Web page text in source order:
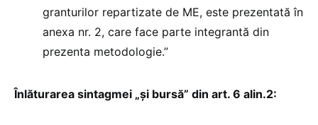
granturilor repartizate de ME, este prezentată în
anexa nr. 2, care face parte integrantă din
prezenta metodologie.”
Înlăturarea sintagmei „şi bursă” din art. 6 alin.2: